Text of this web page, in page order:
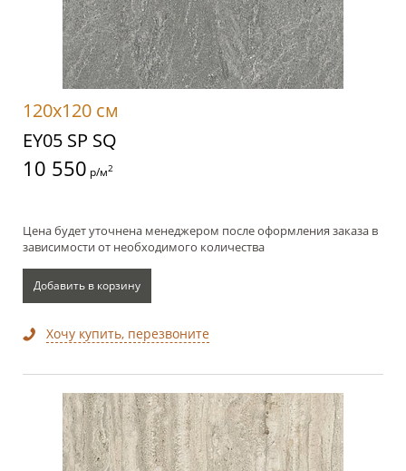
120x120 см
EY05 SP SQ
10 550 р/м2
Цена будет уточнена менеджером после оформления заказа в
зависимости от необходимого количества
Добавить в корзину
Хочу купить, перезвоните